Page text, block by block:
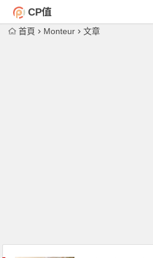
CP值
首頁 Monteur 文章